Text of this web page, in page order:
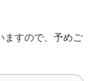
ますので、予めご